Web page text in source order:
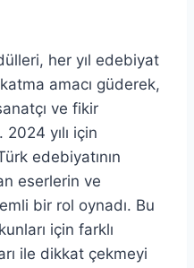
her yıl edebiyat
amacı güderek,
ve fikir
2024 yılı için
edebiyatının
eserlerin ve
bir rol oynadı. Bu
için farklı
ile dikkat çekmeyi